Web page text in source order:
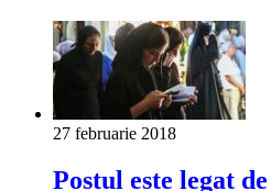
27 februarie 2018
Postul este legat